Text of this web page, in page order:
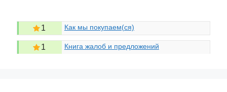
1 Как мы покупаем(ся)
1 Книга жалоб и предложений